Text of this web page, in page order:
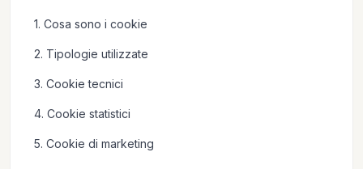
1. Cosa sono i cookie
2. Tipologie utilizzate
3. Cookie tecnici
4. Cookie statistici
5. Cookie di marketing